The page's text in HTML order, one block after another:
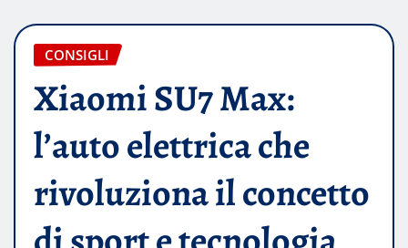
CONSIGLI
Xiaomi SU7 Max:
l’auto elettrica che
rivoluziona il concetto